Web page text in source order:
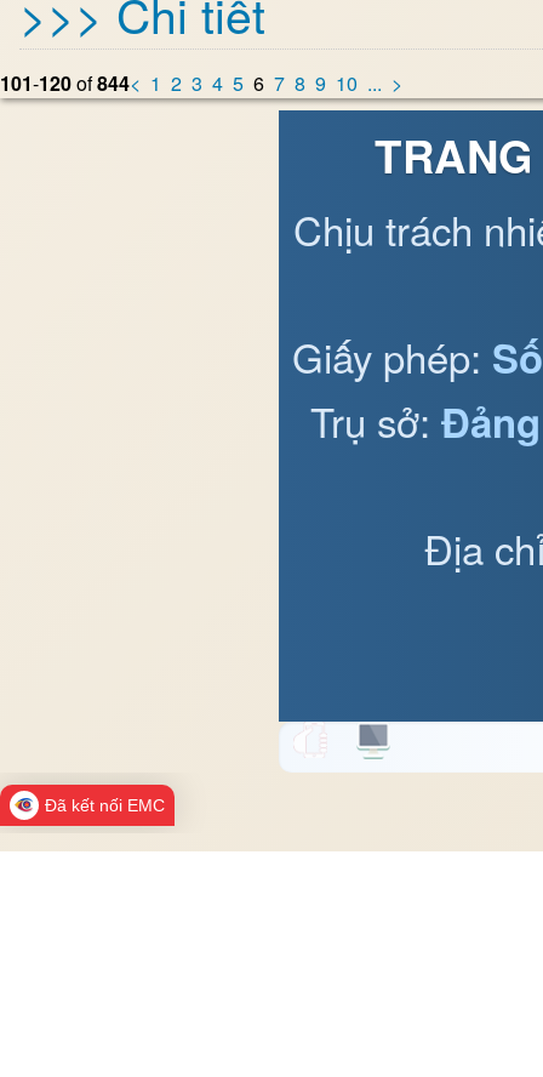
101-120of844< 1 2 3 4 5 6 7 8 9 10 ... >
Chịu trách
Giấy phép:
Trụ sở:
Địa
Đã kết nối EMC